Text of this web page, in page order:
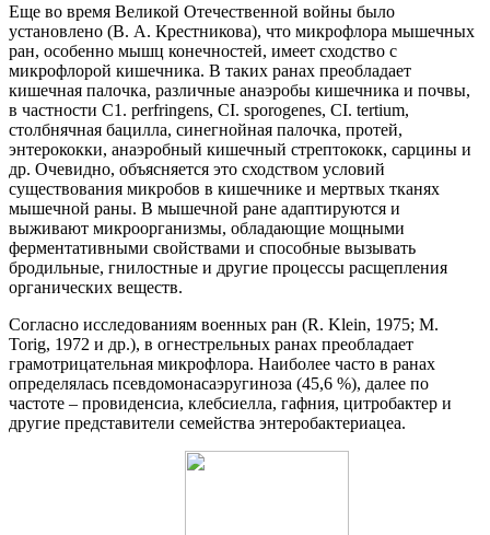
Еще во время Великой Отечественной войны было
установлено (В. А. Крестникова), что микрофлора мышечных
ран, особенно мышц конечностей, имеет сходство с
микрофлорой кишечника. В таких ранах преобладает
кишечная палочка, различные анаэробы кишечника и почвы,
в частности С1. perfringens, CI. sporogenes, CI. tertium,
столбнячная бацилла, синегнойная палочка, протей,
энтерококки, анаэробный кишечный стрептококк, сарцины и
др. Очевидно, объясняется это сходством условий
существования микробов в кишечнике и мертвых тканях
мышечной раны. В мышечной ране адаптируются и
выживают микроорганизмы, обладающие мощными
ферментативными свойствами и способные вызывать
бродильные, гнилостные и другие процессы расщепления
органических веществ.
Согласно исследованиям военных ран (R. Klein, 1975; М.
Torig, 1972 и др.), в огнестрельных ранах преобладает
грамотрицательная микрофлора. Наиболее часто в ранах
определялась псевдомонасаэругиноза (45,6 %), далее по
частоте – провиденсиа, клебсиелла, гафния, цитробактер и
другие представители семейства энтеробактериацеа.